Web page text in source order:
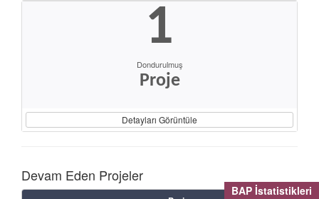
BAP İstatistikleri
1
Dondurulmuş
Proje
Detayları Görüntüle
Devam Eden Projeler